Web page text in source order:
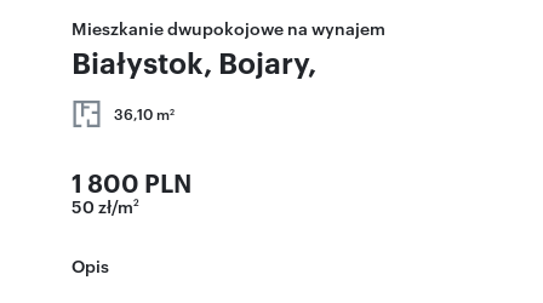
Mieszkanie dwupokojowe na wynajem
Białystok, Bojary,
36,10 m2
1 800 PLN
50 zł/m2
Opis